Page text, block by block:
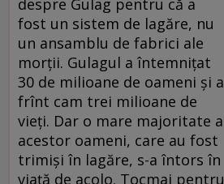
despre Gulag pentru că a
fost un sistem de lagăre, nu
un ansamblu de fabrici ale
morţii. Gulagul a întemniţat
30 de milioane de oameni şi a
frînt cam trei milioane de
vieţi. Dar o mare majoritate a
acestor oameni, care au fost
trimişi în lagăre, s-a întors în
viaţă de acolo. Tocmai pentru